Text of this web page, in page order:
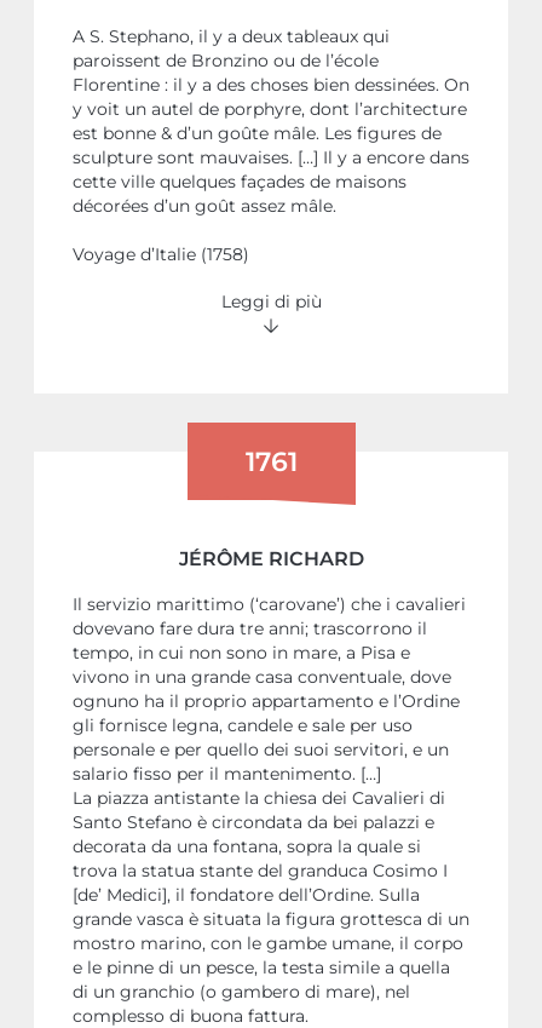
A S. Stephano, il y a deux tableaux qui
paroissent de Bronzino ou de l’école
Florentine : il y a des choses bien dessinées. On
y voit un autel de porphyre, dont l’architecture
est bonne & d’un goûte mâle. Les figures de
sculpture sont mauvaises. […] Il y a encore dans
cette ville quelques façades de maisons
décorées d’un goût assez mâle.
Voyage d’Italie (1758)
Leggi di più
1761
JÉRÔME RICHARD
Il servizio marittimo (‘carovane’) che i cavalieri
dovevano fare dura tre anni; trascorrono il
tempo, in cui non sono in mare, a Pisa e
vivono in una grande casa conventuale, dove
ognuno ha il proprio appartamento e l’Ordine
gli fornisce legna, candele e sale per uso
personale e per quello dei suoi servitori, e un
salario fisso per il mantenimento. […]
La piazza antistante la chiesa dei Cavalieri di
Santo Stefano è circondata da bei palazzi e
decorata da una fontana, sopra la quale si
trova la statua stante del granduca Cosimo I
[de’ Medici], il fondatore dell’Ordine. Sulla
grande vasca è situata la figura grottesca di un
mostro marino, con le gambe umane, il corpo
e le pinne di un pesce, la testa simile a quella
di un granchio (o gambero di mare), nel
complesso di buona fattura.